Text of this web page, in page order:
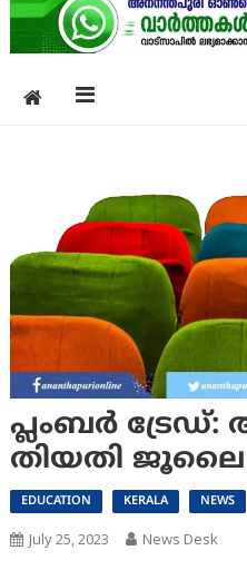
പ്ലംബര്‍
തിയതി ജൂലൈ
EDUCATION KERALA NEWS
July 25, 2023 News Desk